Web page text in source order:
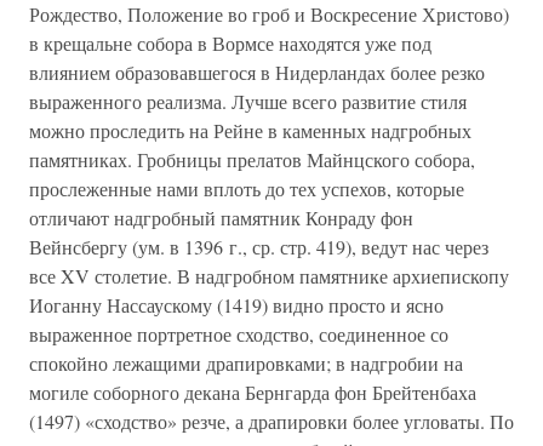
Рождество, Положение во гроб и Воскресение Христово)
в крещальне собора в Вормсе находятся уже под
влиянием образовавшегося в Нидерландах более резко
выраженного реализма. Лучше всего развитие стиля
можно проследить на Рейне в каменных надгробных
памятниках. Гробницы прелатов Майнцского собора,
прослеженные нами вплоть до тех успехов, которые
отличают надгробный памятник Конраду фон
Вейнсбергу (ум. в 1396 г., ср. стр. 419), ведут нас через
все XV столетие. В надгробном памятнике архиепископу
Иоганну Нассаускому (1419) видно просто и ясно
выраженное портретное сходство, соединенное со
спокойно лежащими драпировками; в надгробии на
могиле соборного декана Бернгарда фон Брейтенбаха
(1497) «сходство» резче, а драпировки более угловаты. По